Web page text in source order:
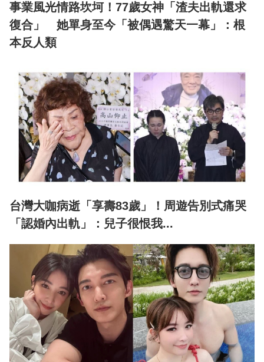
事業風光情路坎坷！77歲女神「渣夫出軌還求
復合」 她單身至今「被偶遇驚天一幕」：根
本反人類
台灣大咖病逝「享壽83歲」！周遊告別式痛哭
「認婚內出軌」：兒子很恨我...